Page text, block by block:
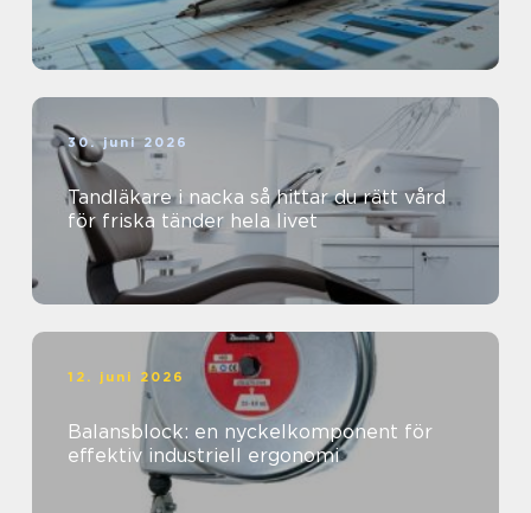
30. juni 2026
Tandläkare i nacka så hittar du rätt vård
för friska tänder hela livet
12. juni 2026
Balansblock: en nyckelkomponent för
effektiv industriell ergonomi